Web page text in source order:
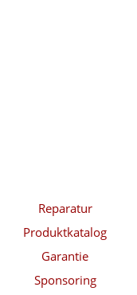
Reparatur
Produktkatalog
Garantie
Sponsoring